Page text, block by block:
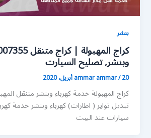
بنشر
وبنشر, تصليح السيارت
ammar ammar/20 أبريل، 2020
كراج المهبولة خدمة كهرباء وبنشر متنقل
تبديل تواير ( اطارات) كهرباء وبنشر خدمة
سيارات عند البيت